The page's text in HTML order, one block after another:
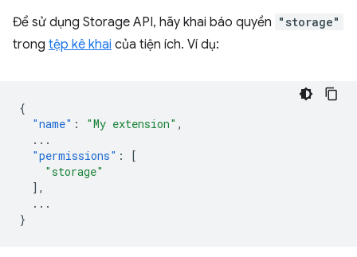
Để sử dụng Storage API, hãy khai báo quyền "storage"
trong tệp kê khai của tiện ích. Ví dụ:
{
"name" : "My extension" ,
...
"permissions" :
[
"storage"
],
...
}